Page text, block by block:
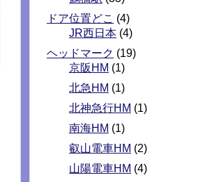
ドア位置どこ (4)
JR西日本 (4)
ヘッドマーク (19)
京阪HM (1)
北急HM (1)
北神急行HM (1)
南海HM (1)
叡山電車HM (2)
山陽電車HM (4)